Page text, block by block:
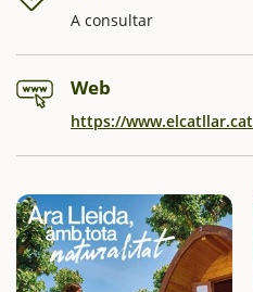
A consultar
Web
https://www.elcatllar.cat